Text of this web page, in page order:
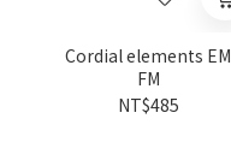
Cordial elements EM
FM
NT$485